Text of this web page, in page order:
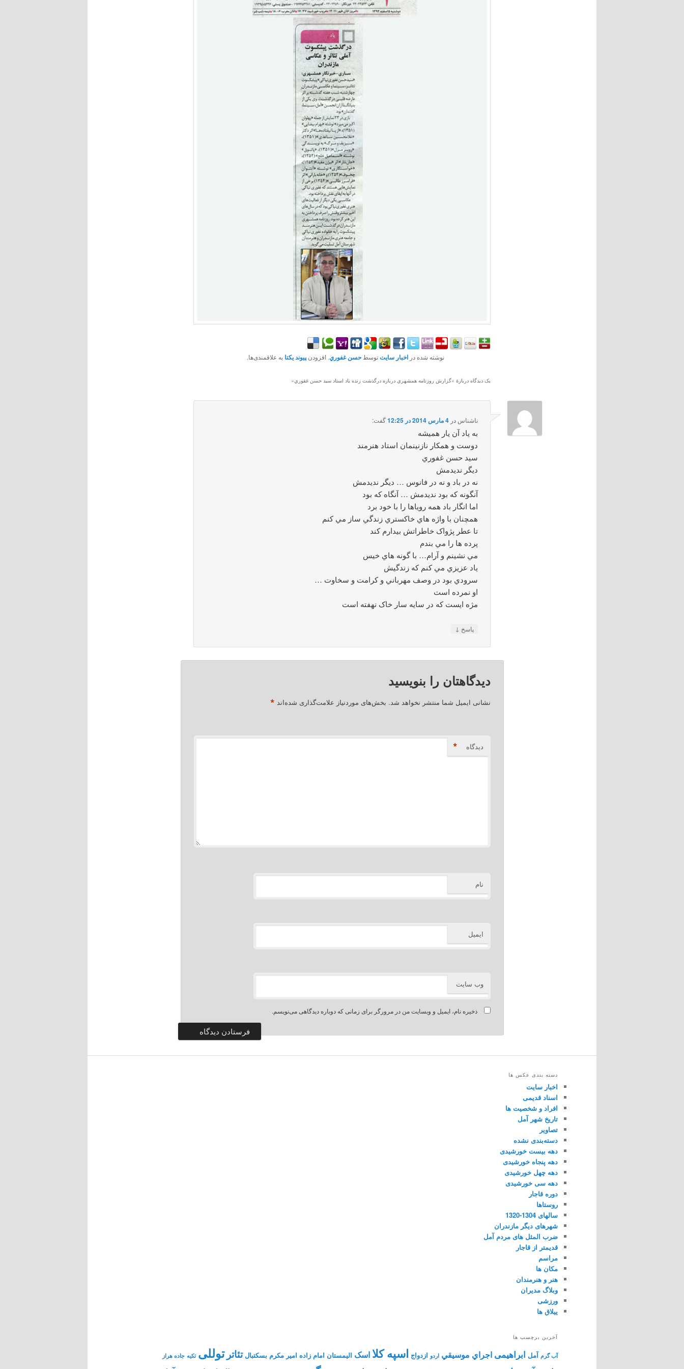
نوشته شده در اخبار سایتتوسط حسن غفوري. افزودن پیوند یکتا به علاقمندی‌ها.
یک دیدگاه دربارهٔ «گزارش روزنامه همشهري درباره درگذشت زنده ياد استاد سيد حسن غفوري»
ناشناس در4 مارس 2014 در 12:25 گفت:
به ياد آن يار هميشه
دوست و همکار نازنينمان استاد هنرمند
سيد حسن غفوري
ديگر نديدمش
نه در باد و نه در فانوس … ديگر نديدمش
آنگونه که بود نديدمش … آنگاه که بود
اما انگار باد همه روياها را با خود برد
همچنان با واژه هاي خاکستري زندگي ساز مي کنم
تا عطر پژواک خاطراتش بيدارم کند
پرده ها را مي بندم
مي نشينم و آرام… با گونه هاي خيس
ياد عزيزي مي کنم که زندگيش
سرودي بود در وصف مهرباني و کرامت و سخاوت …
او نمرده است
مژه ايست که در سايه سار خاک نهفته است
پاسخ ↓
دیدگاهتان را بنویسید
نشانی ایمیل شما منتشر نخواهد شد. بخش‌های موردنیاز علامت‌گذاری شده‌اند *
دیدگاه *
نام
ایمیل
وب‌ سایت
ذخیره نام، ایمیل و وبسایت من در مرورگر برای زمانی که دوباره دیدگاهی می‌نویسم.
دسته بندی عکس ها
اخبار سایت
اسناد قدیمی
افراد و شخصیت ها
تاریخ شهر آمل
تصاویر
دسته‌بندی نشده
دهه بیست خورشیدی
دهه پنجاه خورشیدی
دهه چهل خورشیدی
دهه سی خورشیدی
دوره قاجار
روستاها
سالهای 1304-1320
شهرهای دیگر مازندران
ضرب المثل های مردم آمل
قدیمتر از قاجار
مراسم
مکان ها
هنر و هنرمندان
وبلاگ مدیران
ورزشی
ییلاق ها
آخرین برچسب ها
آب گرم آمل ابراهیمی اجراي موسيقي اردو ازدواج اسپه کلااسک الیمستان امام زاده امیر مکرم بسکتبال تئاتر توللی تکیه جاده هراز